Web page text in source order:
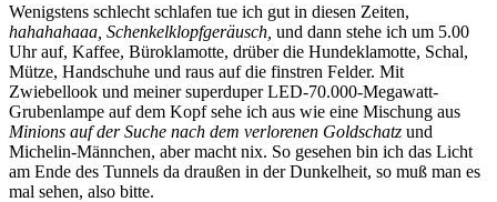
Wenigstens schlecht schlafen tue ich gut in diesen Zeiten,
hahahahaaa, Schenkelklopfgeräusch, und dann stehe ich um 5.00
Uhr auf, Kaffee, Büroklamotte, drüber die Hundeklamotte, Schal,
Mütze, Handschuhe und raus auf die finstren Felder. Mit
Zwiebellook und meiner superduper LED-70.000-Megawatt-
Grubenlampe auf dem Kopf sehe ich aus wie eine Mischung aus
Minions auf der Suche nach dem verlorenen Goldschatz und
Michelin-Männchen, aber macht nix. So gesehen bin ich das Licht
am Ende des Tunnels da draußen in der Dunkelheit, so muß man es
mal sehen, also bitte.